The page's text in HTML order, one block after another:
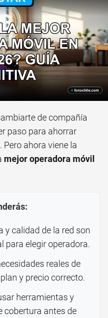
de compañía
paso para ahorrar
ahora viene la
mejor operadora móvil
y calidad de la red son
para elegir operadora.
reales de
y precio correcto.
herramientas y
cobertura antes de